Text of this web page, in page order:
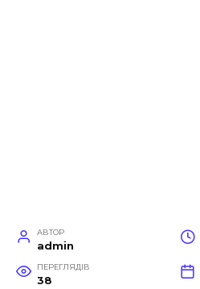
АВТОР
admin
ПЕРЕГЛЯДІВ
38